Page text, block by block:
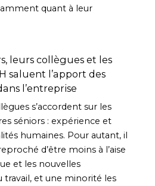
quant à leur
leurs collègues et les
saluent l’apport des
l’entreprise
s’accordent sur les
séniors : expérience et
humaines. Pour autant, il
d’être moins à l’aise
et les nouvelles
travail, et une minorité les